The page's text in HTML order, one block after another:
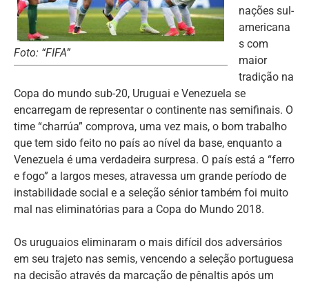
Foto: “FIFA”
nações sul-
americana
s com
maior
tradição na
Copa do mundo sub-20, Uruguai e Venezuela se
encarregam de representar o continente nas semifinais. O
time “charrúa” comprova, uma vez mais, o bom trabalho
que tem sido feito no país ao nível da base, enquanto a
Venezuela é uma verdadeira surpresa. O país está a “ferro
e fogo” a largos meses, atravessa um grande período de
instabilidade social e a seleção sénior também foi muito
mal nas eliminatórias para a Copa do Mundo 2018.
Os uruguaios eliminaram o mais difícil dos adversários
em seu trajeto nas semis, vencendo a seleção portuguesa
na decisão através da marcação de pênaltis após um